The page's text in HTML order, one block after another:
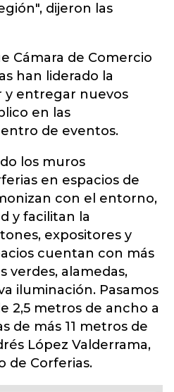
dijeron las
Cámara de Comercio
han liderado la
y entregar nuevos
en las
de eventos.
los muros
en espacios de
con el entorno,
y facilitan la
expositores y
cuentan con más
verdes, alamedas,
iluminación. Pasamos
2,5 metros de ancho a
de más 11 metros de
López Valderrama,
de Corferias.